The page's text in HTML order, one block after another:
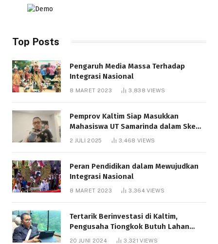
Top Posts
Pengaruh Media Massa Terhadap
Integrasi Nasional
8 MARET 2023 3,838VIEWS
Pemprov Kaltim Siap Masukkan
Mahasiswa UT Samarinda dalam Skema
Bantuan Pendidikan Gratispol
2 JULI 2025 3,468 VIEWS
Peran Pendidikan dalam Mewujudkan
Integrasi Nasional
8 MARET 2023 3,364VIEWS
Tertarik Berinvestasi di Kaltim,
Pengusaha Tiongkok Butuh Lahan
1.000 Hektare
20 JUNI 2024 3,321VIEWS